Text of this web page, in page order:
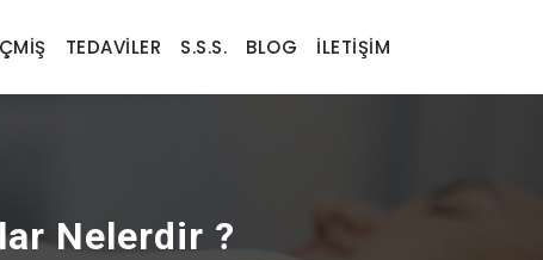
TEDAVILER S.S.S. BLOG İLETIŞIM
Nelerdir ?